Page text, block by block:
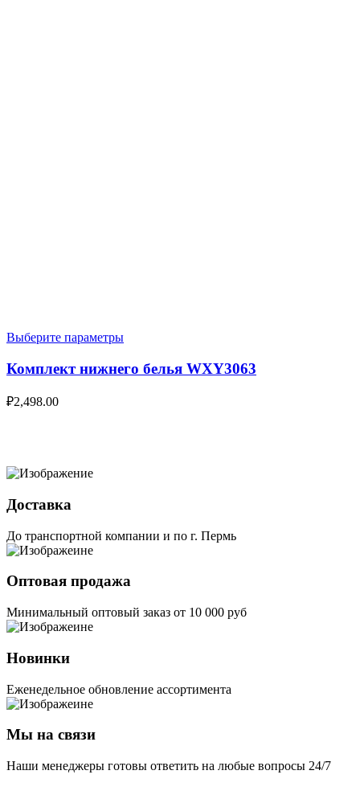
Выберите параметры
Комплект нижнего белья WXY3063
₽2,498.00
Доставка
До транспортной компании и по г. Пермь
Оптовая продажа
Минимальный оптовый заказ от 10 000 руб
Новинки
Еженедельное обновление ассортимента
Мы на связи
Наши менеджеры готовы ответить на любые вопросы 24/7